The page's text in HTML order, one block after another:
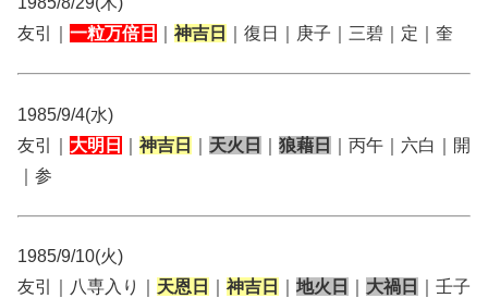
友引｜ 一粒万倍日 神吉日 ｜復日｜庚子｜三碧｜定｜奎
1985/9/4(水)
友引｜ 大明日 神吉日 天火日 狼藉日
｜丙午｜六白｜開
｜参
1985/9/10(火)
友引｜八専入り｜ 天恩日 神吉日 地火日 大禍日
｜壬子